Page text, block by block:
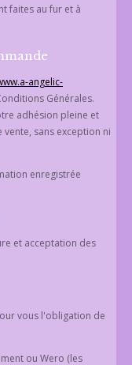
faites au fur et à
angelic-
Générales.
adhésion pleine et
sans exception ni
enregistrée
et acceptation des
vous l'obligation de
ou Wero (les